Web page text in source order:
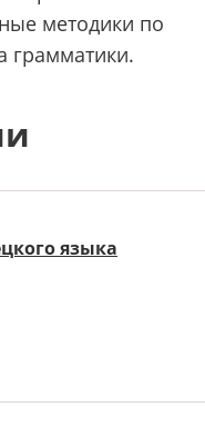
методики по
грамматики.
языка